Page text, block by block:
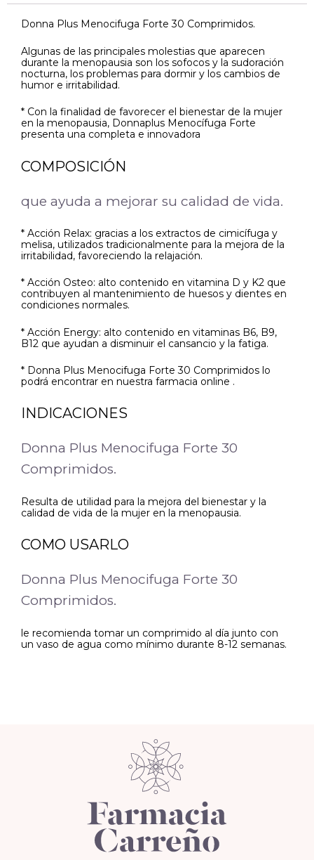
Donna Plus Menocifuga Forte 30 Comprimidos.
Algunas de las principales molestias que aparecen
durante la menopausia son los sofocos y la sudoración
nocturna, los problemas para dormir y los cambios de
humor e irritabilidad.
* Con la finalidad de favorecer el bienestar de la mujer
en la menopausia, Donnaplus Menocífuga Forte
presenta una completa e innovadora
COMPOSICIÓN
que ayuda a mejorar su calidad de vida.
* Acción Relax: gracias a los extractos de cimicífuga y
melisa, utilizados tradicionalmente para la mejora de la
irritabilidad, favoreciendo la relajación.
* Acción Osteo: alto contenido en vitamina D y K2 que
contribuyen al mantenimiento de huesos y dientes en
condiciones normales.
* Acción Energy: alto contenido en vitaminas B6, B9,
B12 que ayudan a disminuir el cansancio y la fatiga.
* Donna Plus Menocifuga Forte 30 Comprimidos lo
podrá encontrar en nuestra farmacia online .
INDICACIONES
Donna Plus Menocifuga Forte 30
Comprimidos.
Resulta de utilidad para la mejora del bienestar y la
calidad de vida de la mujer en la menopausia.
COMO USARLO
Donna Plus Menocifuga Forte 30
Comprimidos.
le recomienda tomar un comprimido al día junto con
un vaso de agua como mínimo durante 8-12 semanas.